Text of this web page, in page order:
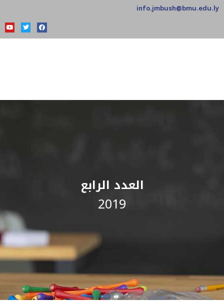
info.jmbush@bmu.edu.ly
العدد الرابع
2019